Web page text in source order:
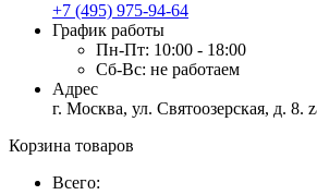
+7 (495) 975-94-64
График работы
Пн-Пт: 10:00 - 18:00
Сб-Вс: не работаем
Адрес
г. Москва, ул. Святоозерская, д. 8.
Корзина товаров
Всего: